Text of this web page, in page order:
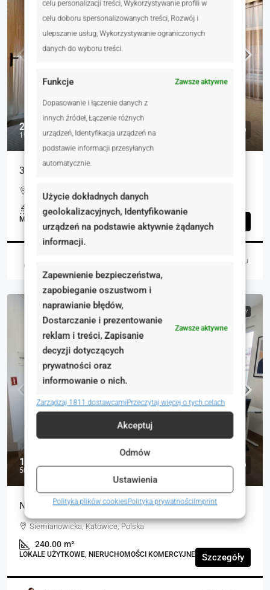
celu personalizacji treści, Wykorzystywanie profili w
celu doboru spersonalizowanych treści, Rozwój i
ulepszanie usług, Wykorzystywanie ograniczonych
danych do wyboru treści.
Funkcje Zawsze aktywne
Dopasowanie i łączenie danych z
innych źródeł, Łączenie różnych
urządzeń, Identyfikacja urządzeń na
podstawie informacji przesyłanych
automatycznie.
Użycie dokładnych danych
geolokalizacyjnych, Identyfikowanie
urządzeń na podstawie aktywnie żądanych
informacji.
Zapewnienie bezpieczeństwa,
zapobieganie oszustwom i
naprawianie błędów,
Dostarczanie i prezentowanie
reklam i treści, Zapisanie
decyzji dotyczących
prywatności oraz
informowanie o nich.
Zawsze aktywne
Zarządzaj 1811 dostawcamiPrzeczytaj więcej o tych celach
Akceptuj
Odmów
Ustawienia
Polityka plików cookiesPolityka prywatnościImprint
2 880 000 zł
19 177 zł
3 poziomy. Teras na dachu. Widok na Katowice.
Nadgórników, Katowice, Polska
150.18 m²
MIESZKANIA, NIERUCHOMOŚCI MIESZKANIOWE Szczegóły
4 dni temu
RYNEK WTÓRNY
12 000 zł
50 zł
Niezależny budynek po wynajem 240-360 m²,
Siemianowicka, Katowice, Polska
240.00 m²
LOKALE UŻYTKOWE, NIERUCHOMOŚCI KOMERCYJNE Szczegóły